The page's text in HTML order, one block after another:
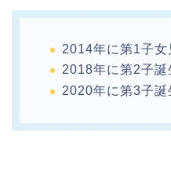
2014年に第1子女
2018年に第2子誕
2020年に第3子誕